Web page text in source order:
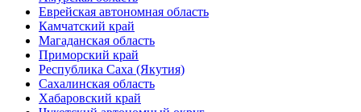
Еврейская автономная область
Камчатский край
Магаданская область
Приморский край
Республика Саха (Якутия)
Сахалинская область
Хабаровский край